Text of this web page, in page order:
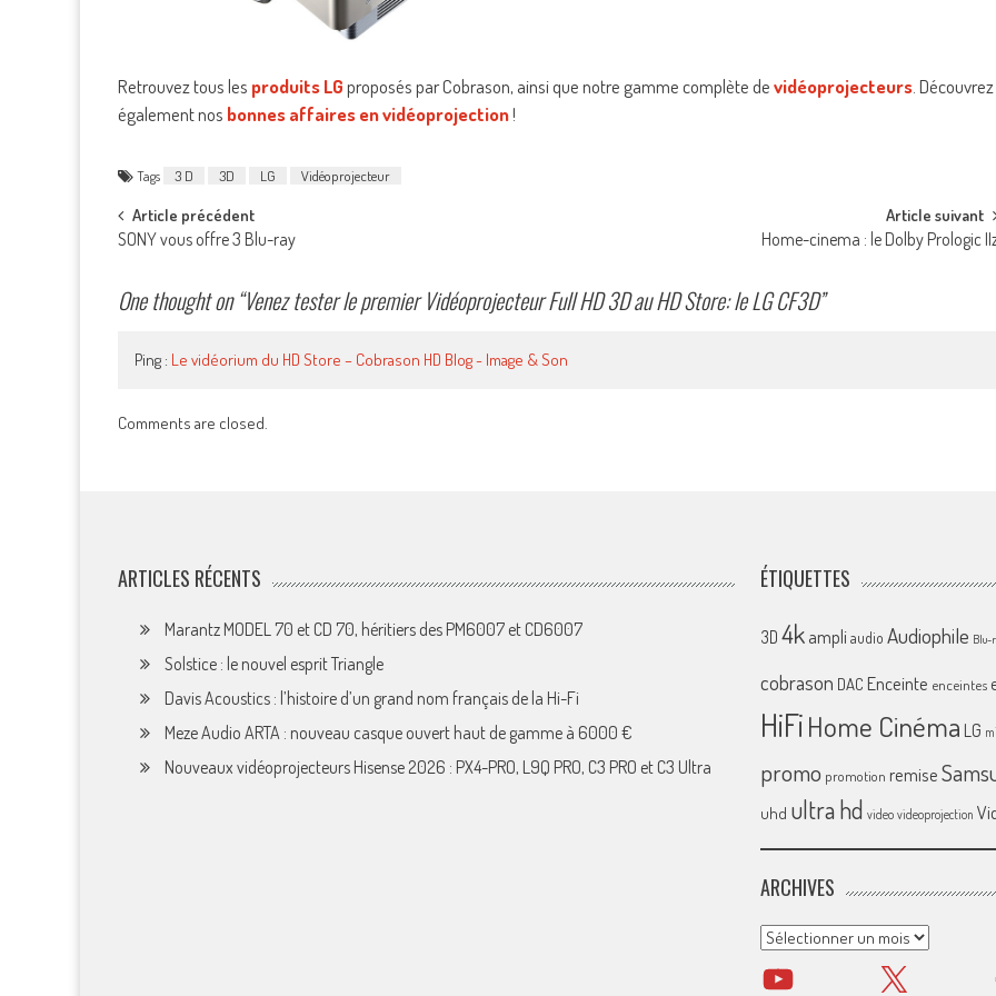
Retrouvez tous les produits LGproposés par Cobrason, ainsi que notre gamme complète devidéoprojecteurs. Découvrez
également nos bonnes affaires en vidéoprojection!
Tags 3 D 3D LG Vidéoprojecteur
Post
Article précédent
SONY vous offre 3 Blu-ray
Article suivant
Home-cinema : le Dolby Prologic
One thought on “Venez tester le premier Vidéoprojecteur Full HD 3D au HD Store: le LG CF3D”
Ping : Le vidéorium du HD Store – Cobrason HD Blog - Image & Son
Comments are closed.
ARTICLES RÉCENTS
Marantz MODEL 70 et CD 70, héritiers des PM6007 et CD6007
Solstice : le nouvel esprit Triangle
Davis Acoustics : l’histoire d’un grand nom français de la Hi-Fi
Meze Audio ARTA : nouveau casque ouvert haut de gamme à 6000 €
Nouveaux vidéoprojecteurs Hisense 2026 : PX4-PRO, L9Q PRO, C3 PRO et C3 Ultra
ÉTIQUETTES
3D 4k ampliaudio Audiophile Blu-
cobrason DAC Enceinte enceintes
HiFiHome Cinéma LG
promo promotion remise
uhd ultra hd video videoprojection
ARCHIVES
Archives
YouTube X